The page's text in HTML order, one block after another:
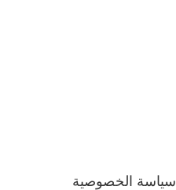
سياسة الخصوصية